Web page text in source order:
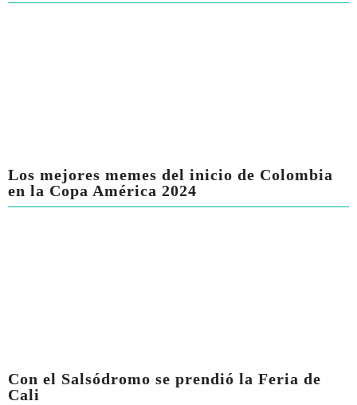
Los mejores memes del inicio de Colombia
en la Copa América 2024
Con el Salsódromo se prendió la Feria de
Cali